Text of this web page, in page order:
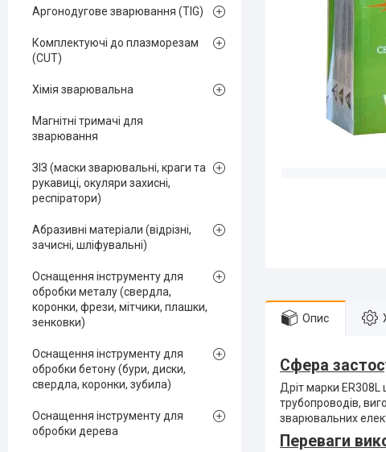
Опис
Сфера
Дріт марки ER308L
трубопроводів,
зварювальних
Переваги
Аргонодугове зварювання (TIG)
Комплектуючі до плазморезам
(CUT)
Хімія зварювальна
Магнітні тримачі для
зварювання
ЗІЗ (маски зварювальні, краги та
рукавиці, окуляри захисні,
респіратори)
Абразивні матеріали (відрізні,
зачисні, шліфувальні)
Оснащення інструменту для
обробки металу (свердла,
коронки, фрези, мітчики, плашки,
зенковки)
Оснащення інструменту для
обробки бетону (бури, диски,
свердла, коронки, зубила)
Оснащення інструменту для
обробки дерева